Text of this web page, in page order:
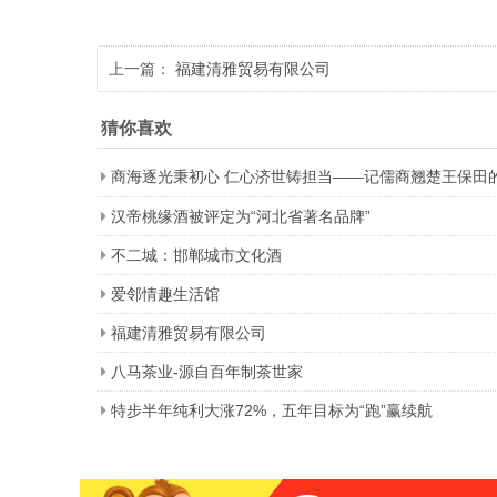
上一篇： 福建清雅贸易有限公司
猜你喜欢
商海逐光秉初心 仁心济世铸担当——记儒商翘楚王保田
汉帝桃缘酒被评定为“河北省著名品牌”
不二城：邯郸城市文化酒
爱邻情趣生活馆
福建清雅贸易有限公司
八马茶业-源自百年制茶世家
特步半年纯利大涨72%，五年目标为“跑”赢续航